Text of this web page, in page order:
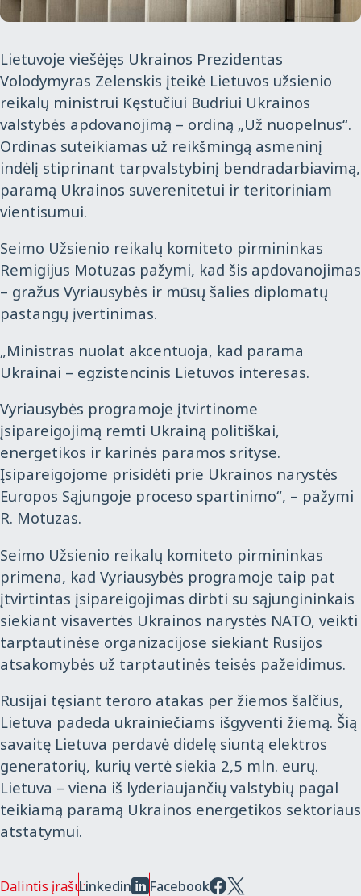
Lietuvoje viešėjęs Ukrainos Prezidentas
Volodymyras Zelenskis įteikė Lietuvos užsienio
reikalų ministrui Kęstučiui Budriui Ukrainos
valstybės apdovanojimą – ordiną „Už nuopelnus“.
Ordinas suteikiamas už reikšmingą asmeninį
indėlį stiprinant tarpvalstybinį bendradarbiavimą,
paramą Ukrainos suverenitetui ir teritoriniam
vientisumui.
Seimo Užsienio reikalų komiteto pirmininkas
Remigijus Motuzas pažymi, kad šis apdovanojimas
– gražus Vyriausybės ir mūsų šalies diplomatų
pastangų įvertinimas.
„Ministras nuolat akcentuoja, kad parama
Ukrainai – egzistencinis Lietuvos interesas.
Vyriausybės programoje įtvirtinome
įsipareigojimą remti Ukrainą politiškai,
energetikos ir karinės paramos srityse.
Įsipareigojome prisidėti prie Ukrainos narystės
Europos Sąjungoje proceso spartinimo“, – pažymi
R. Motuzas.
Seimo Užsienio reikalų komiteto pirmininkas
primena, kad Vyriausybės programoje taip pat
įtvirtintas įsipareigojimas dirbti su sąjungininkais
siekiant visavertės Ukrainos narystės NATO, veikti
tarptautinėse organizacijose siekiant Rusijos
atsakomybės už tarptautinės teisės pažeidimus.
Rusijai tęsiant teroro atakas per žiemos šalčius,
Lietuva padeda ukrainiečiams išgyventi žiemą. Šią
savaitę Lietuva perdavė didelę siuntą elektros
generatorių, kurių vertė siekia 2,5 mln. eurų.
Lietuva – viena iš lyderiaujančių valstybių pagal
teikiamą paramą Ukrainos energetikos sektoriaus
atstatymui.
Dalintis įrašu:Linkedin Facebook